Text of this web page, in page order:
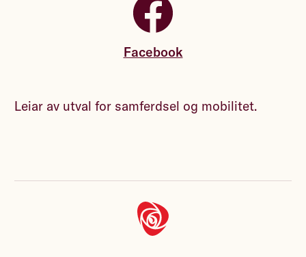
Facebook
Leiar av utval for samferdsel og mobilitet.